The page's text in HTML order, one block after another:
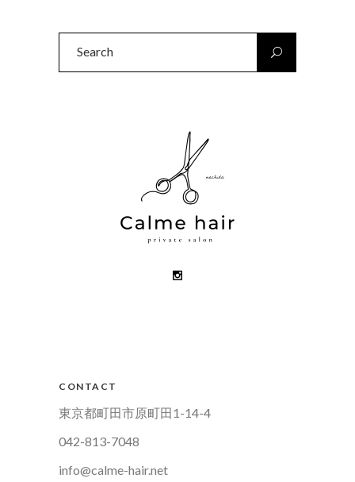
CONTACT
東京都町田市原町田1-14-4
042-813-7048
info@calme-hair.net